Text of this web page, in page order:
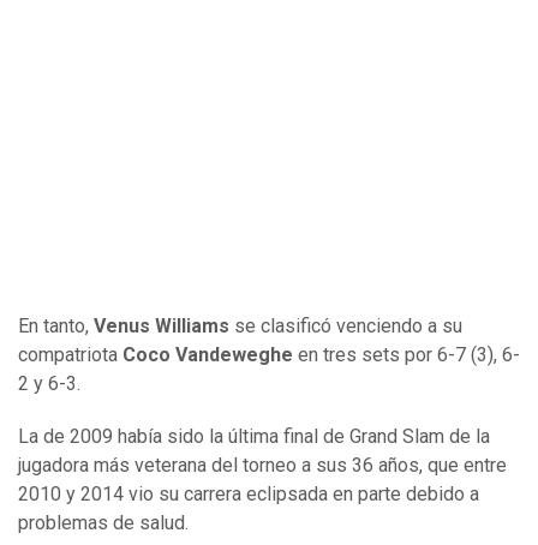
En tanto, Venus Williams se clasificó venciendo a su
compatriota Coco Vandeweghe en tres sets por 6-7 (3), 6-
2 y 6-3.
La de 2009 había sido la última final de Grand Slam de la
jugadora más veterana del torneo a sus 36 años, que entre
2010 y 2014 vio su carrera eclipsada en parte debido a
problemas de salud.